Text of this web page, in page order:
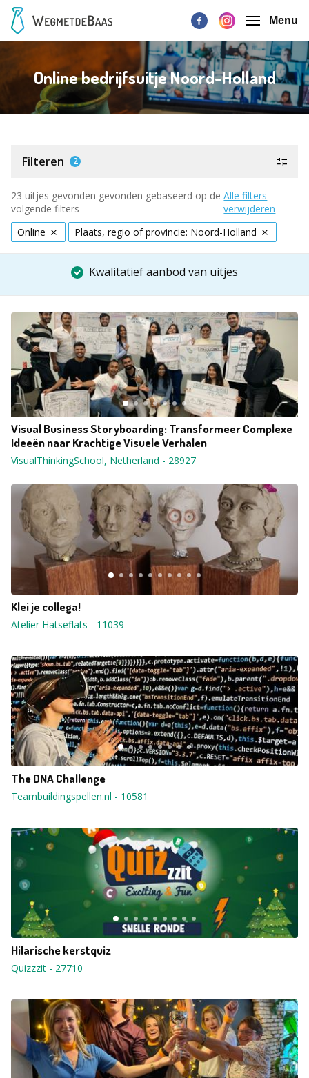
Menu
Online bedrijfsuitje Noord-Holland
Filteren 2
23 uitjes gevonden gevonden gebaseerd op de
volgende filters
Alle filters
verwijderen
Online
Plaats, regio of provincie: Noord-Holland
Kwalitatief aanbod van uitjes
Visual Business Storyboarding: Transformeer Complexe
Ideeën naar Krachtige Visuele Verhalen
VisualThinkingSchool, Netherland - 28927
Klei je collega!
Atelier Hatseflats - 11039
The DNA Challenge
Teambuildingspellen.nl - 10581
Hilarische kerstquiz
Quizzzit - 27710